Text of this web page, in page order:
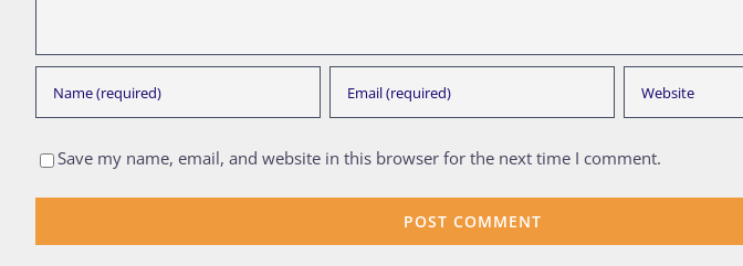
Save my name, email, and website in this browser for the next time I comment.